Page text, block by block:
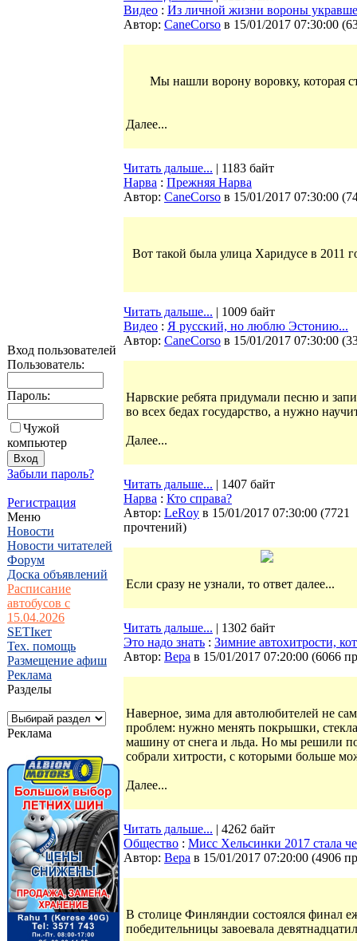
Вход пользователей
Пользователь:
Пароль:
Чужой
компьютер
Забыли пароль?
Регистрация
Меню
Новости
Новости читателей
Форум
Доска объявлений
Расписание
автобусов с
15.04.2026
SETIкет
Тех. помощь
Размещение афиш
Реклама
Разделы
Реклама
Видео : Из личной жизни вороны
Автор: CaneCorso в 15/01/2017 07:30:00 (
Мы нашли ворону воровку, которая
Далее...
Читать дальше... | 1183 байт
Нарва : Прежняя Нарва
Автор: CaneCorso в 15/01/2017 07:30:00 (
Вот такой была улица Харидусе в 2011
Читать дальше... | 1009 байт
Видео : Я русский, но люблю Эстонию...
Автор: CaneCorso в 15/01/2017 07:30:00 (
Нарвские ребята придумали песню и
во всех бедах государство, а нужно
Далее...
Читать дальше... | 1407 байт
Нарва : Кто справа?
Автор: LeRoy в 15/01/2017 07:30:00 (7721
прочтений)
Если сразу не узнали, то ответ далее...
Читать дальше... | 1302 байт
Это надо знать : Зимние автохитрости,
Автор: Bepa в 15/01/2017 07:20:00 (6066
Наверное, зима для автолюбителей не
проблем: нужно менять покрышки,
машину от снега и льда. Но мы решили
собрали хитрости, с которыми больше
Далее...
Читать дальше... | 4262 байт
Общество : Мисс Хельсинки 2017 стала
Автор: Bepa в 15/01/2017 07:20:00 (4906
В столице Финляндии состоялся финал
победительницы завоевала